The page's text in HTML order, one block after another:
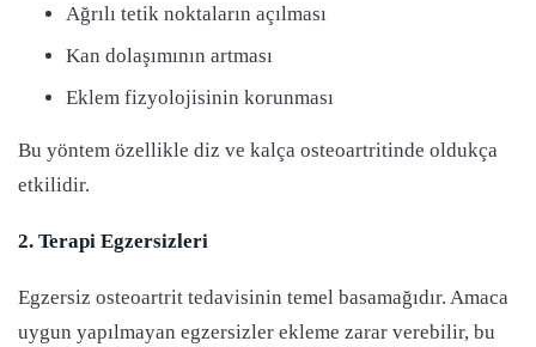
Ağrılı tetik noktaların açılması
Kan dolaşımının artması
Eklem fizyolojisinin korunması
Bu yöntem özellikle diz ve kalça osteoartritinde oldukça
etkilidir.
2. Terapi Egzersizleri
Egzersiz osteoartrit tedavisinin temel basamağıdır. Amaca
uygun yapılmayan egzersizler ekleme zarar verebilir, bu